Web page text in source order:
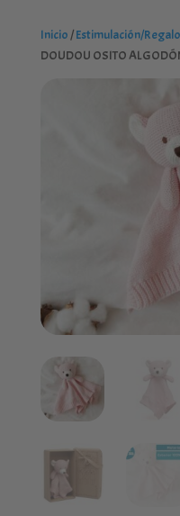
Inicio /Estimulación/Regalo
DOUDOU OSITO